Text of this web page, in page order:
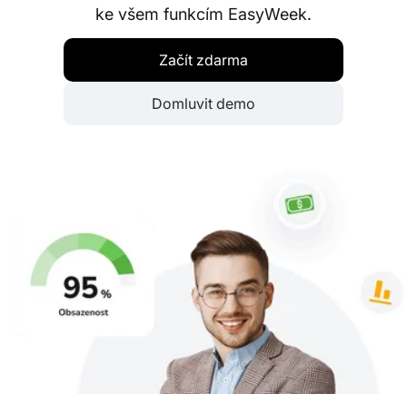
ke všem funkcím EasyWeek.
Začít zdarma
Domluvit demo